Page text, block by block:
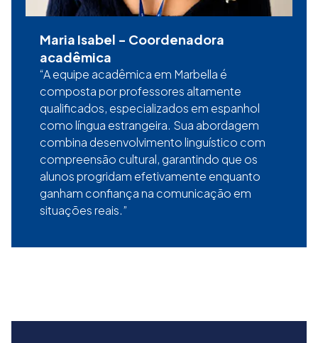
Maria Isabel - Coordenadora
acadêmica
A equipe acadêmica em Marbella é
composta por professores altamente
qualificados, especializados em espanhol
como língua estrangeira. Sua abordagem
combina desenvolvimento linguístico com
compreensão cultural, garantindo que os
alunos progridam efetivamente enquanto
ganham confiança na comunicação em
situações reais.